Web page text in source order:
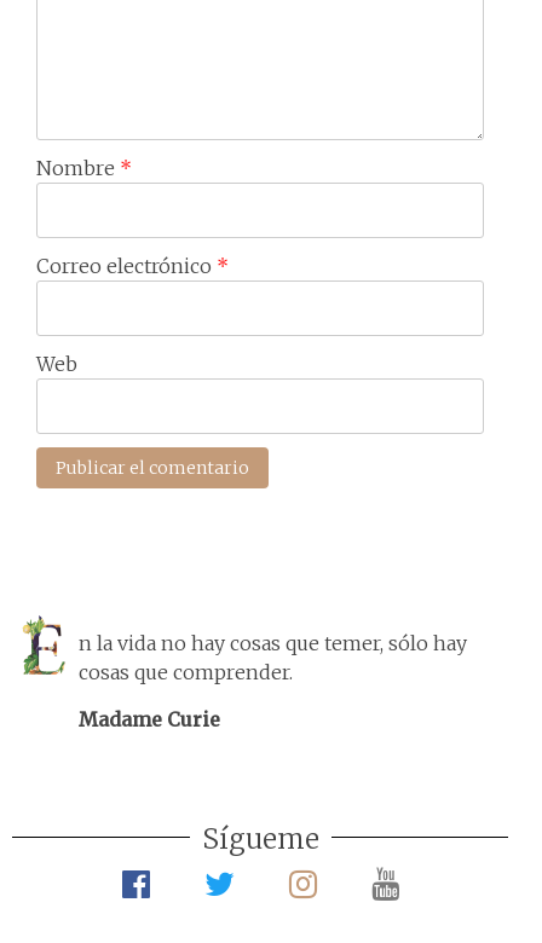
Nombre *
Correo electrónico *
Web
n la vida no hay cosas que temer, sólo hay
cosas que comprender.
Madame Curie
Sígueme